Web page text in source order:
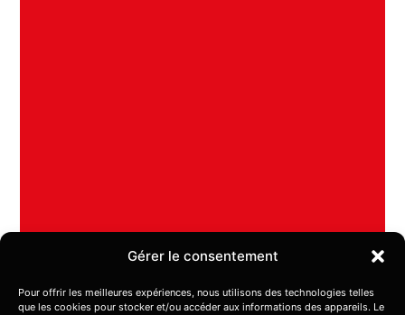
Gérer le consentement
Pour offrir les meilleures expériences, nous utilisons des technologies telles
que les cookies pour stocker et/ou accéder aux informations des appareils. Le
Aire de jeux